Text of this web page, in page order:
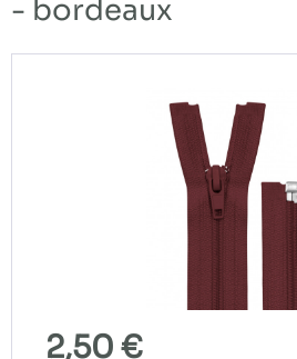
- bordeaux
2,50 €